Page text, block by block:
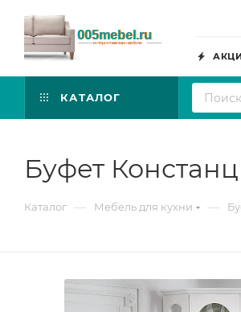
КАТАЛОГ
Буфет
Каталог — Мебель для кухни —